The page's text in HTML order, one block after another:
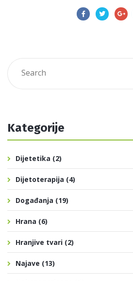
Kategorije
Dijetetika (2)
Dijetoterapija (4)
Događanja (19)
Hrana (6)
Hranjive tvari (2)
Najave (13)